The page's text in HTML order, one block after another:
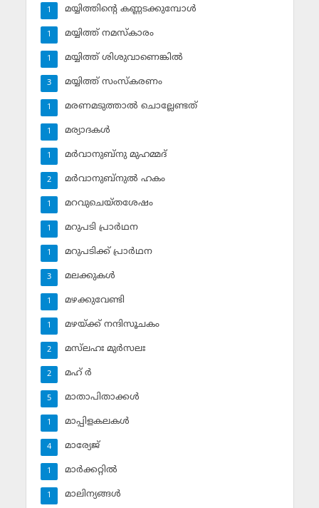
മയ്യിത്തിന്റെ കണ്ണടക്കുമ്പോള്‍
1
മയ്യിത്ത് നമസ്‌കാരം
1
മയ്യിത്ത് ശിശുവാണെങ്കില്‍
1
മയ്യിത്ത് സംസ്‌കരണം
3
മരണമടുത്താല്‍ ചൊല്ലേണ്ടത്
1
മര്യാദകള്‍
1
മര്‍വാനുബ്‌നു മുഹമ്മദ്
1
മര്‍വാനുബ്‌നുല്‍ ഹകം
2
മറവുചെയ്തശേഷം
1
മറുപടി പ്രാര്‍ഥന
1
മറുപടിക്ക് പ്രാര്‍ഥന
1
മലക്കുകള്‍
3
മഴക്കുവേണ്ടി
1
മഴയ്ക്ക് നന്ദിസൂചകം
1
മസ്‌ലഹഃ മുര്‍സലഃ
2
മഹ് ര്‍
2
മാതാപിതാക്കള്‍
5
മാപ്പിളകലകള്‍
1
മാര്യേജ്
4
മാര്‍ക്കറ്റില്‍
1
മാലിന്യങ്ങള്‍
1